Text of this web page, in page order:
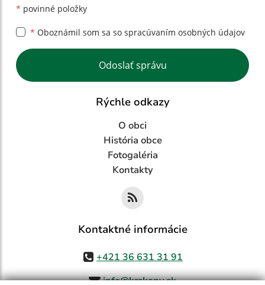
* povinné položky
* Oboznámil som sa so spracúvaním osobných údajov
Google reCaptcha Response
Odoslať správu
Rýchle odkazy
O obci
História obce
Fotogaléria
Kontakty
Kontaktné informácie
+421 36 631 31 91
info@krskany.sk